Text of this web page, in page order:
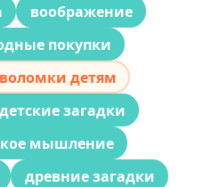
воображение
покупки
детям
детские загадки
мышление
древние загадки